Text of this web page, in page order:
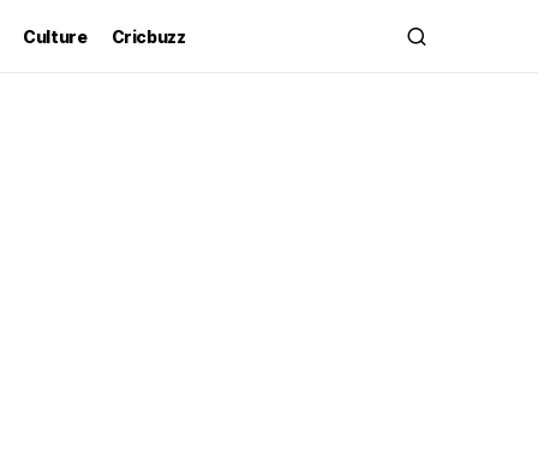
Culture Cricbuzz